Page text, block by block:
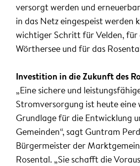
versorgt werden und
in das Netz eingespeist werden
wichtiger Schritt für Velden, für
Wörthersee und für das
Investition in die Zukunft des
„Eine sichere und
Stromversorgung ist heute eine
Grundlage für die Entwicklung
Gemeinden“, sagt Guntram
Bürgermeister der
Rosental. „Sie schafft die